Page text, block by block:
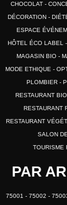
CHOCOLAT
DÉCORATION
ESPACE
HÔTEL ÉCO LABEL
MAGASIN BIO
MODE ETHIQUE
PLOMBIER
RESTAURANT BIO
RESTAURANT
RESTAURANT
SALON
TOURISME
PAR
75001 75002